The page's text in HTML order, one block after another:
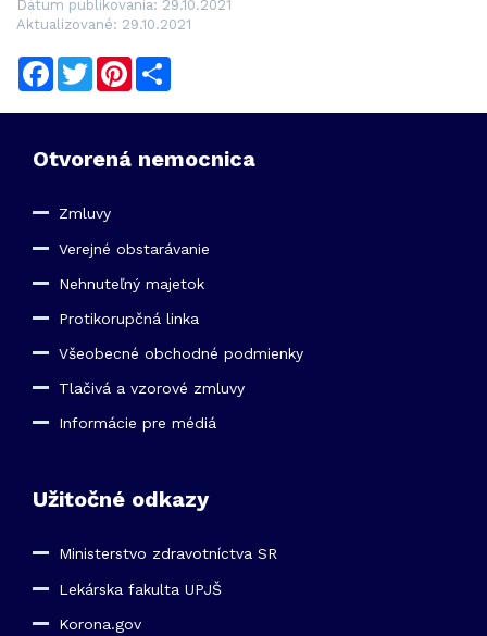
Dátum publikovania: 29.10.2021
Aktualizované: 29.10.2021
Facebook
TwitterPinterest
Otvorená nemocnica
Zmluvy
Verejné obstarávanie
Nehnuteľný majetok
Protikorupčná linka
Všeobecné obchodné podmienky
Tlačivá a vzorové zmluvy
Informácie pre médiá
Užitočné odkazy
Ministerstvo zdravotníctva SR
Lekárska fakulta UPJŠ
Korona.gov